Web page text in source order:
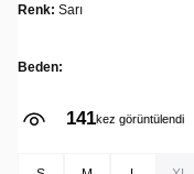
Renk: Sarı
Beden:
141kez görüntülendi